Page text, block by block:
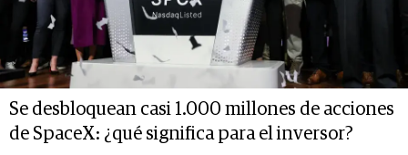
Se desbloquean casi 1.000 millones de acciones
de SpaceX: ¿qué significa para el inversor?